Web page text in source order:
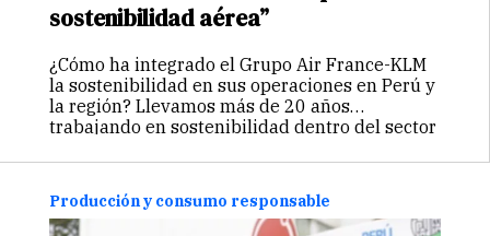
sostenibilidad aérea”
¿Cómo ha integrado el Grupo Air France-KLM
la sostenibilidad en sus operaciones en Perú y
la región? Llevamos más de 20 años
trabajando en sostenibilidad dentro del sector
responsable actualmente de entre el 4%…
Continuar
Producción y consumo responsable